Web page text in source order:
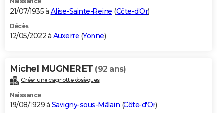
21/07/1935 à Alise-Sainte-Reine (Côte-d'Or)
Décès
12/05/2022 à Auxerre (Yonne)
Michel MUGNERET (92 ans)
Créer une cagnotte obsèques
Naissance
19/08/1929 à Savigny-sous-Mâlain (Côte-d'Or)